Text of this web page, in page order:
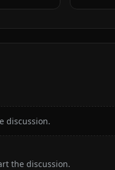
discussion.
the discussion.